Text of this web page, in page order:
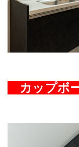
カップボ